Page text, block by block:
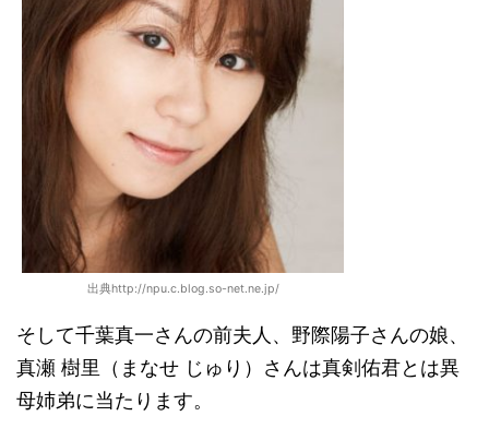
出典http://npu.c.blog.so-net.ne.jp/
そして千葉真一さんの前夫人、野際陽子さんの娘、
真瀬 樹里（まなせ じゅり）さんは真剣佑君とは異
母姉弟に当たります。